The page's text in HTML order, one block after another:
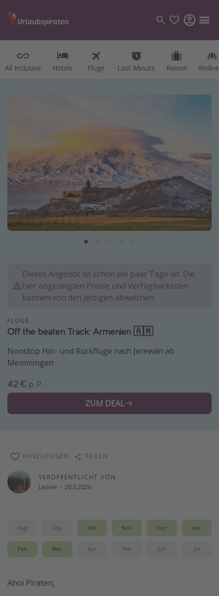
All Inclusive Hotels Flüge Last Minute Reisen
Kategorien
Reiseziele
Alle Reiseziele
Italien
Lombardei
Reisethemen
Städtereisen
Wellnessurlaub
Kurzurlaub
Reise Journal
Digital Nomad Tipps
Dieses Angebot ist schon ein paar Tage alt. Die
hier angezeigten Preise und Verfügbarkeiten
können von den jetzigen abweichen.
FLÜGE
Off the beaten Track: Armenien 🇦🇲
Nonstop Hin- und Rückflüge nach Jerewan ab
Memmingen
42 € p. P.
ZUM DEAL
VERÖFFENTLICHT VON
Leonie · 20.5.2026
HINZUFÜGEN TEILEN
Aug Sep Okt Nov Dez Jan
Feb Mär Apr Mai Jun Jul
Ahoi Piraten,